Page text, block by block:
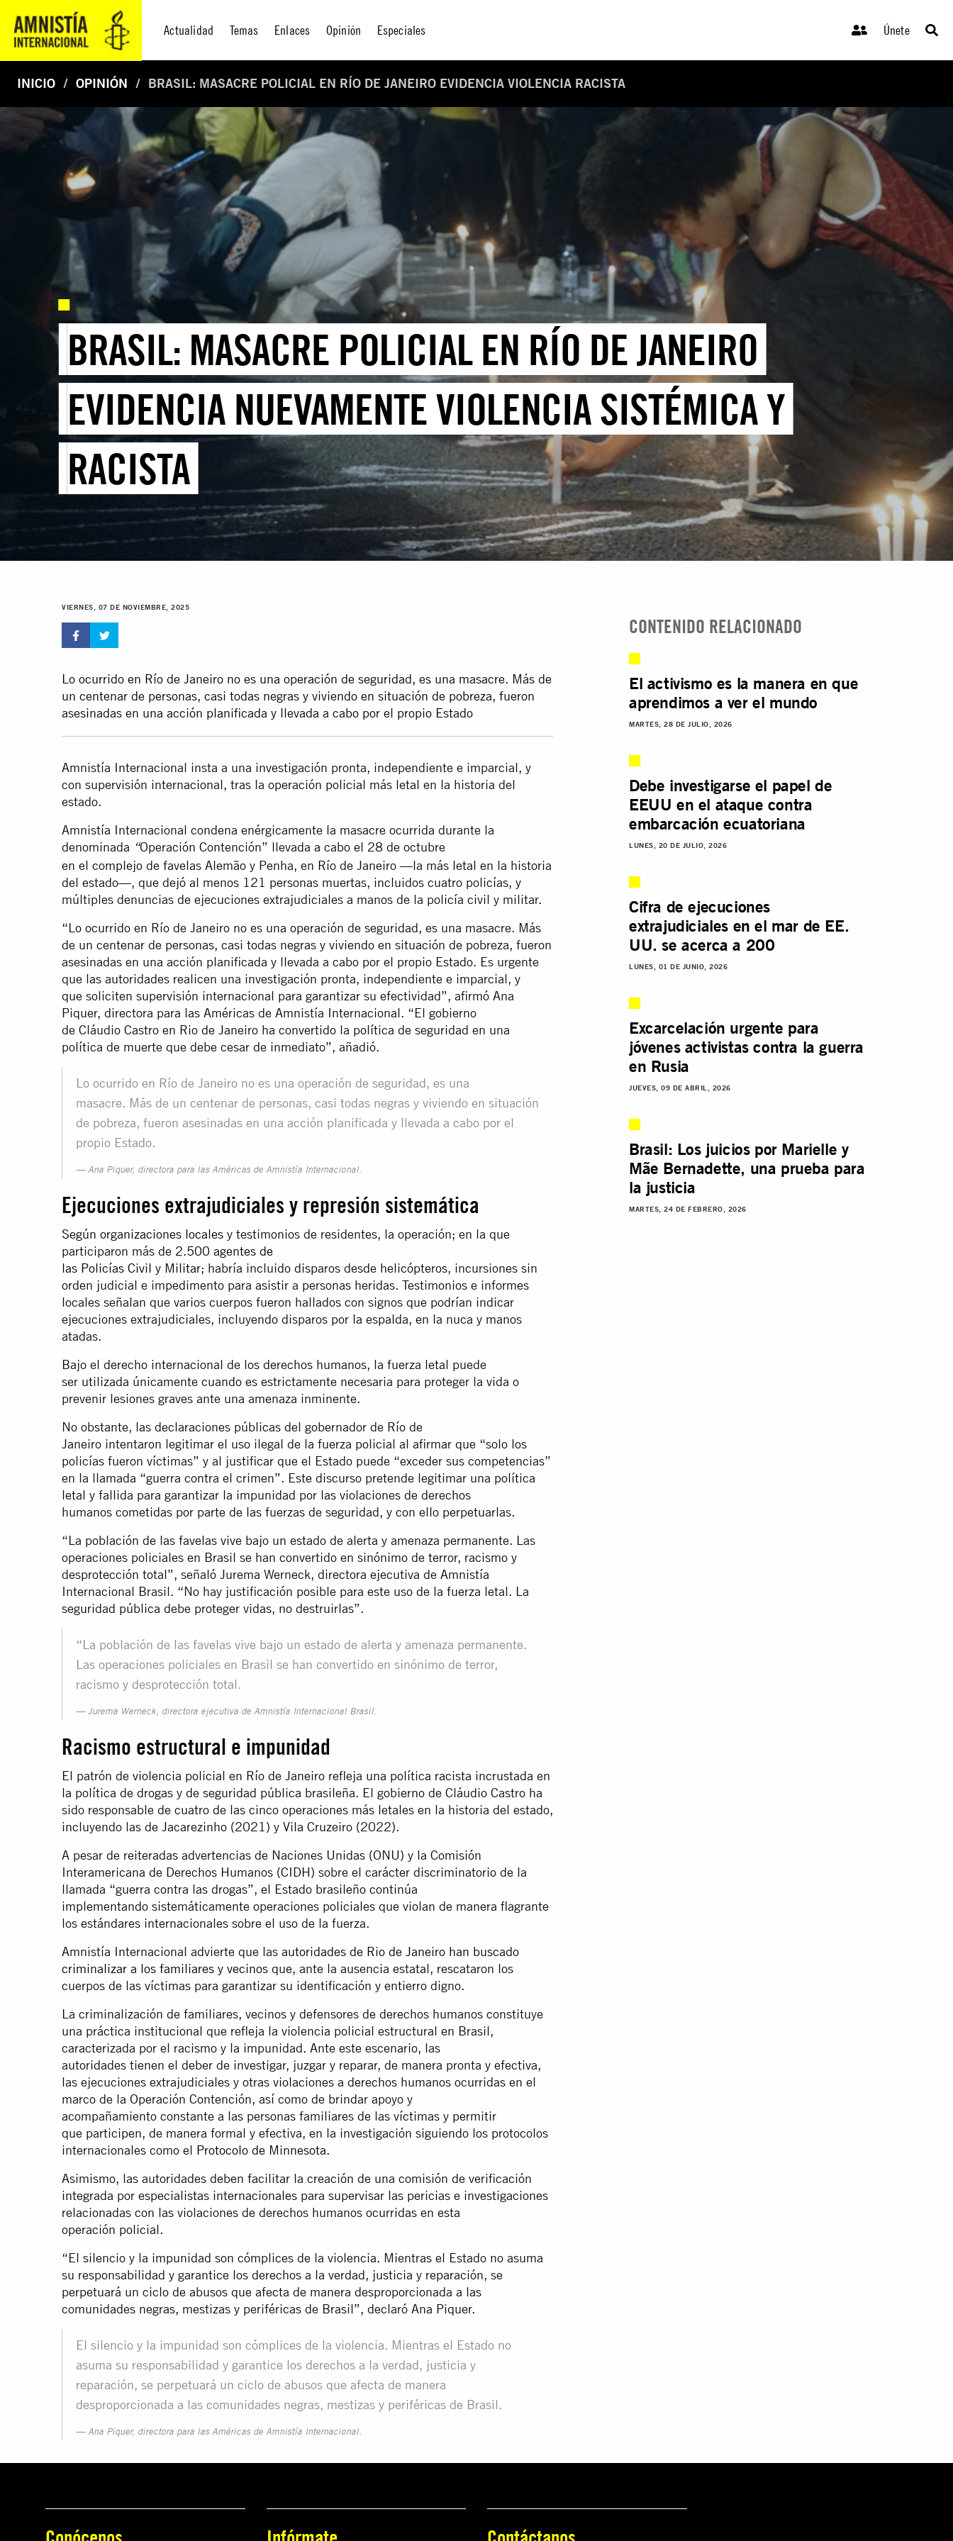
Actualidad Temas Enlaces Opinión Especiales Únete
INICIO OPINIÓN BRASIL: MASACRE POLICIAL EN RÍO DE JANEIRO EVIDENCIA VIOLENCIA RACISTA
BRASIL: MASACRE POLICIAL EN RÍO DE JANEIRO
EVIDENCIA NUEVAMENTE VIOLENCIA SISTÉMICA Y
RACISTA
VIERNES, 07 DE NOVIEMBRE, 2025
Lo ocurrido en Río de Janeiro no es una operación de seguridad, es una masacre. Más de
un centenar de personas, casi todas negras y viviendo en situación de pobreza, fueron
asesinadas en una acción planificada y llevada a cabo por el propio Estado
Amnistía Internacional insta a una investigación pronta, independiente e imparcial, y
con supervisión internacional, tras la operación policial más letal en la historia del
estado.
Amnistía Internacional condena enérgicamente la masacre ocurrida durante la
denominada “Operación Contención” llevada a cabo el 28 de octubre
en el complejo de favelas Alemão y Penha, en Río de Janeiro —la más letal en la historia
del estado—, que dejó al menos 121 personas muertas, incluidos cuatro policías, y
múltiples denuncias de ejecuciones extrajudiciales a manos de la policía civil y militar.
“Lo ocurrido en Río de Janeiro no es una operación de seguridad, es una masacre. Más
de un centenar de personas, casi todas negras y viviendo en situación de pobreza, fueron
asesinadas en una acción planificada y llevada a cabo por el propio Estado. Es urgente
que las autoridades realicen una investigación pronta, independiente e imparcial, y
que soliciten supervisión internacional para garantizar su efectividad”, afirmó Ana
Piquer, directora para las Américas de Amnistía Internacional. “El gobierno
de Cláudio Castro en Rio de Janeiro ha convertido la política de seguridad en una
política de muerte que debe cesar de inmediato”, añadió.
Lo ocurrido en Río de Janeiro no es una operación de seguridad, es una
masacre. Más de un centenar de personas, casi todas negras y viviendo en situación
de pobreza, fueron asesinadas en una acción planificada y llevada a cabo por el
propio Estado.
Ana Piquer, directora para las Américas de Amnistía Internacional.
Ejecuciones extrajudiciales y represión sistemática
Según organizaciones locales y testimonios de residentes, la operación; en la que
participaron más de 2.500 agentes de
las Policías Civil y Militar; habría incluido disparos desde helicópteros, incursiones sin
orden judicial e impedimento para asistir a personas heridas. Testimonios e informes
locales señalan que varios cuerpos fueron hallados con signos que podrían indicar
ejecuciones extrajudiciales, incluyendo disparos por la espalda, en la nuca y manos
atadas.
Bajo el derecho internacional de los derechos humanos, la fuerza letal puede
ser utilizada únicamente cuando es estrictamente necesaria para proteger la vida o
prevenir lesiones graves ante una amenaza inminente.
No obstante, las declaraciones públicas del gobernador de Río de
Janeiro intentaron legitimar el uso ilegal de la fuerza policial al afirmar que “solo los
policías fueron víctimas” y al justificar que el Estado puede “exceder sus competencias”
en la llamada “guerra contra el crimen”. Este discurso pretende legitimar una política
letal y fallida para garantizar la impunidad por las violaciones de derechos
humanos cometidas por parte de las fuerzas de seguridad, y con ello perpetuarlas.
“La población de las favelas vive bajo un estado de alerta y amenaza permanente. Las
operaciones policiales en Brasil se han convertido en sinónimo de terror, racismo y
desprotección total”, señaló Jurema Werneck, directora ejecutiva de Amnistía
Internacional Brasil. “No hay justificación posible para este uso de la fuerza letal. La
seguridad pública debe proteger vidas, no destruirlas”.
“La población de las favelas vive bajo un estado de alerta y amenaza permanente.
Las operaciones policiales en Brasil se han convertido en sinónimo de terror,
racismo y desprotección total.
Jurema Werneck, directora ejecutiva de Amnistía Internacional Brasil.
Racismo estructural e impunidad
El patrón de violencia policial en Río de Janeiro refleja una política racista incrustada en
la política de drogas y de seguridad pública brasileña. El gobierno de Cláudio Castro ha
sido responsable de cuatro de las cinco operaciones más letales en la historia del estado,
incluyendo las de Jacarezinho (2021) y Vila Cruzeiro (2022).
A pesar de reiteradas advertencias de Naciones Unidas (ONU) y la Comisión
Interamericana de Derechos Humanos (CIDH) sobre el carácter discriminatorio de la
llamada “guerra contra las drogas”, el Estado brasileño continúa
implementando sistemáticamente operaciones policiales que violan de manera flagrante
los estándares internacionales sobre el uso de la fuerza.
Amnistía Internacional advierte que las autoridades de Rio de Janeiro han buscado
criminalizar a los familiares y vecinos que, ante la ausencia estatal, rescataron los
cuerpos de las víctimas para garantizar su identificación y entierro digno.
La criminalización de familiares, vecinos y defensores de derechos humanos constituye
una práctica institucional que refleja la violencia policial estructural en Brasil,
caracterizada por el racismo y la impunidad. Ante este escenario, las
autoridades tienen el deber de investigar, juzgar y reparar, de manera pronta y efectiva,
las ejecuciones extrajudiciales y otras violaciones a derechos humanos ocurridas en el
marco de la Operación Contención, así como de brindar apoyo y
acompañamiento constante a las personas familiares de las víctimas y permitir
que participen, de manera formal y efectiva, en la investigación siguiendo los protocolos
internacionales como el Protocolo de Minnesota.
Asimismo, las autoridades deben facilitar la creación de una comisión de verificación
integrada por especialistas internacionales para supervisar las pericias e investigaciones
relacionadas con las violaciones de derechos humanos ocurridas en esta
operación policial.
“El silencio y la impunidad son cómplices de la violencia. Mientras el Estado no asuma
su responsabilidad y garantice los derechos a la verdad, justicia y reparación, se
perpetuará un ciclo de abusos que afecta de manera desproporcionada a las
comunidades negras, mestizas y periféricas de Brasil”, declaró Ana Piquer.
El silencio y la impunidad son cómplices de la violencia. Mientras el Estado no
asuma su responsabilidad y garantice los derechos a la verdad, justicia y
reparación, se perpetuará un ciclo de abusos que afecta de manera
desproporcionada a las comunidades negras, mestizas y periféricas de Brasil.
Ana Piquer, directora para las Américas de Amnistía Internacional.
CONTENIDO RELACIONADO
El activismo es la manera en que
aprendimos a ver el mundo
MARTES, 28 DE JULIO, 2026
Debe investigarse el papel de
EEUU en el ataque contra
embarcación ecuatoriana
LUNES, 20 DE JULIO, 2026
Cifra de ejecuciones
extrajudiciales en el mar de EE.
UU. se acerca a 200
LUNES, 01 DE JUNIO, 2026
Excarcelación urgente para
jóvenes activistas contra la guerra
en Rusia
JUEVES, 09 DE ABRIL, 2026
Brasil: Los juicios por Marielle y
Mãe Bernadette, una prueba para
la justicia
MARTES, 24 DE FEBRERO, 2026